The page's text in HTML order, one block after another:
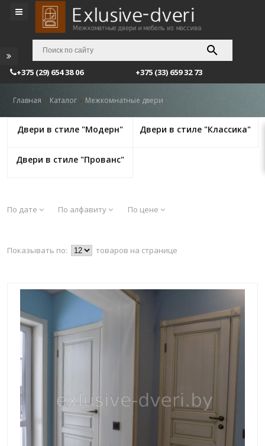
+375 (29) 654 38 06 +375 (33) 659 32 73
Главная Каталог Межкомнатные двери
Двери в стиле "Модерн" Двери в стиле "Классика"
Двери в стиле "Прованс"
По дате По алфавиту По цене
Показывать по: товаров на странице